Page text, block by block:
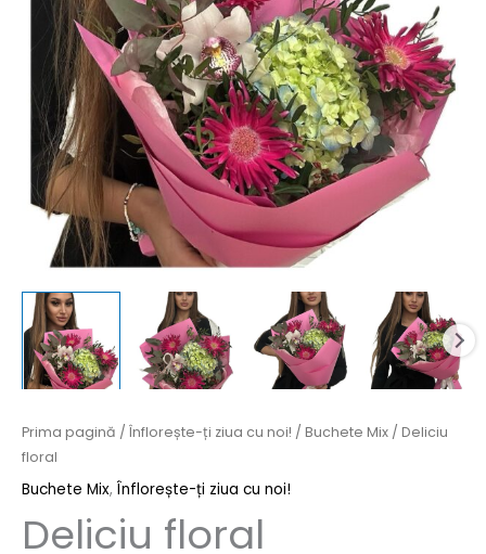
Prima pagină / Înflorește-ți ziua cu noi! / Buchete Mix / Deliciu
floral
Buchete Mix, Înflorește-ți ziua cu noi!
Deliciu floral